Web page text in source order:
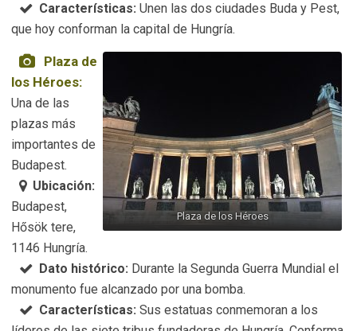
Características: Unen las dos ciudades Buda y Pest,
que hoy conforman la capital de Hungría.
Plaza de los Héroes
Plaza de
los Héroes:
Una de las
plazas más
importantes de
Budapest.
Ubicación:
Budapest,
Hősök tere,
1146 Hungría.
Dato histórico: Durante la Segunda Guerra Mundial el
monumento fue alcanzado por una bomba.
Características: Sus estatuas conmemoran a los